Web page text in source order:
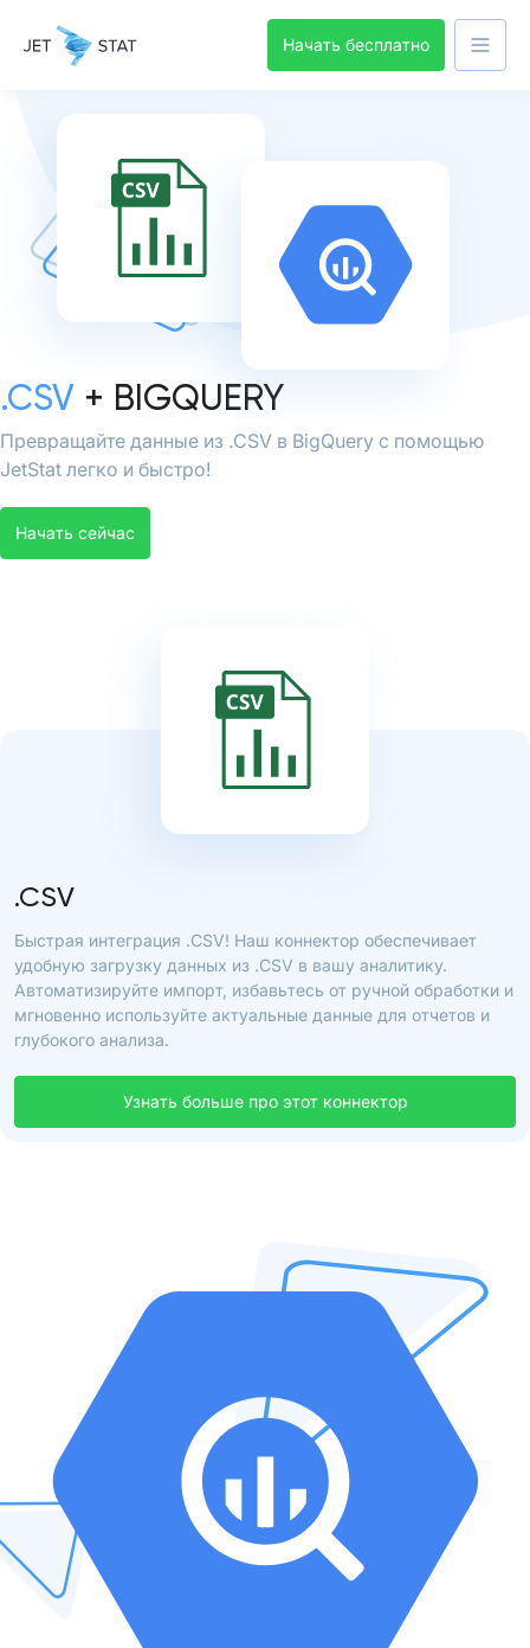
Начать бесплатно
.CSV + BIGQUERY
Превращайте данные из .CSV в BigQuery с помощью
JetStat легко и быстро!
Начать сейчас
.CSV
Быстрая интеграция .CSV! Наш коннектор обеспечивает
удобную загрузку данных из .CSV в вашу аналитику.
Автоматизируйте импорт, избавьтесь от ручной обработки и
мгновенно используйте актуальные данные для отчетов и
глубокого анализа.
Узнать больше про этот коннектор